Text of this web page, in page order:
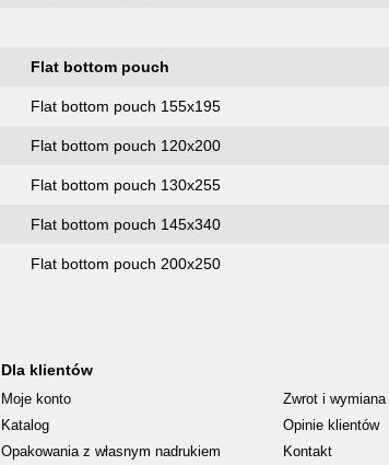
Flat bottom pouch
Flat bottom pouch 155х195
Flat bottom pouch 120х200
Flat bottom pouch 130х255
Flat bottom pouch 145х340
Flat bottom pouch 200х250
Dla klientów
Moje konto
Katalog
Opakowania z własnym nadrukiem
Zwrot i wymiana
Opinie klientów
Kontakt